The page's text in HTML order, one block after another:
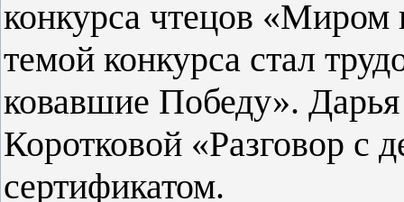
конкурса чтецов «Миром
темой конкурса стал
ковавшие Победу».
Коротковой «Разговор с
сертификатом.